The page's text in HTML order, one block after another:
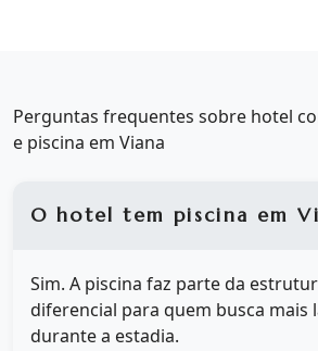
Perguntas frequentes sobre hotel
e piscina em Viana
O hotel tem piscina em
Sim. A piscina faz parte da
diferencial para quem busca mais
durante a estadia.